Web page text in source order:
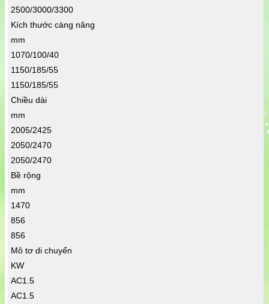
2500/3000/3300
Kích thước càng nâng
mm
1070/100/40
1150/185/55
1150/185/55
Chiều dài
mm
2005/2425
2050/2470
2050/2470
Bề rộng
mm
1470
856
856
Mô tơ di chuyển
KW
AC1.5
AC1.5